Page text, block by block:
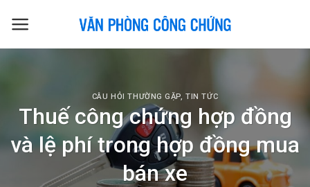
CÂU HỎI THƯỜNG GẶP,TIN TỨC
Thuế công chứng hợp đồng
và lệ phí trong hợp đồng mua
bán xe